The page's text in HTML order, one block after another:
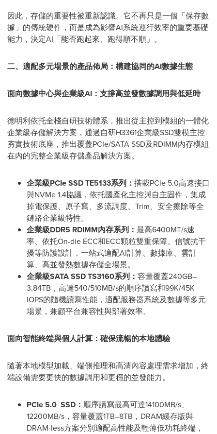
因此，存儲的重要性被重新認識。它不再只是一個「保存數
據」的傳統硬件，而是成為影響AI系統運行效率的重要基礎
能力，決定AI「能否跑起來、跑得順不順」。
二、適配多元場景的產品佈局：構建協同的AI數據生態
面向數據中心與企業級AI ：支撐高並發數據調用與低延時
德明利依托全棧自研技術體系，推出從主控到模組的一體化
企業級存儲解決方案，通過自研H3361企業級SSD雙模主控
夯實技術底座，推出覆蓋PCIe/SATA SSD及RDIMM內存模組
在內的完整企業級存儲產品解決方案。
企業級PCIe SSD TE5133系列： 搭載PCle 5.0高速接口
與NVMe 1.4協議，依托國產化主控與自主固件，集成
掉電保護、原子寫、多流調度、Trim、安全擦除等全
鏈路企業級特性。
企業級DDR5 RDIMM內存系列： 最高6400MT/s速
率、依托On-die ECC和ECC顆粒雙重保障、信號抗干
擾等防護設計，一站式適配AI計算、數據庫、雲計
算、高並發熱數據存儲全場景。
企業級SATA SSD TS3160系列： 容量覆蓋240GB–
3.84TB，高達540/510MB/s的順序讀寫和99K/45K
IOPS的隨機讀寫性能，適配服務器系統及數據等多元
場景，兼顧平台兼容性與部署效率。
面向智能終端與個人計算：確保流暢的本地體驗
隨著本地模型加載、端側推理和高清內容處理需求增加，終
端設備需要更快的數據調用和更穩的並發能力。
PCIe 5.0 SSD ： 順序讀寫最高可達14100MB/s、
12200MB/s，容量覆蓋1TB–8TB，DRAM緩存版與
DRAM-less方案分別適配高性能及輕薄低功耗終端，